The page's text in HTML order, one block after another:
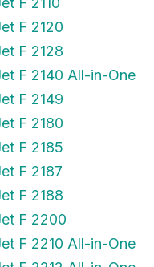
F 2120
F 2128
F 2140 All-in-One
F 2149
F 2180
F 2185
F 2187
F 2188
F 2200
F 2210 All-in-One
F 2212 All-in-One